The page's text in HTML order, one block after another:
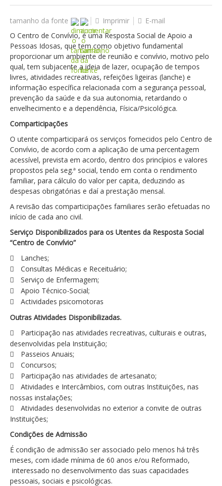
tamanho da fonte Imprimir
E-mail
O Centro de Convívio, é uma Resposta Social de Apoio a
Pessoas Idosas, que tem como objetivo fundamental
proporcionar um ambiente de reunião e convívio, motivo pelo
qual, tem subjacente a ideia de lazer, ocupação de tempos
livres, atividades recreativas, refeições ligeiras (lanche) e
informação específica relacionada com a segurança pessoal,
prevenção da saúde e da sua autonomia, retardando o
envelhecimento e a dependência, Física/Psicológica.
Comparticipações
O utente comparticipará os serviços fornecidos pelo Centro de
Convívio, de acordo com a aplicação de uma percentagem
acessível, prevista em acordo, dentro dos princípios e valores
propostos pela seg.ª social, tendo em conta o rendimento
familiar, para cálculo do valor per capita, deduzindo as
despesas obrigatórias e daí a prestação mensal.
A revisão das comparticipações familiares serão efetuadas no
início de cada ano civil.
Serviço Disponibilizados para os Utentes da Resposta Social
“Centro de Convívio”
Lanches;
Consultas Médicas e Receituário;
Serviço de Enfermagem;
Apoio Técnico-Social;
Actividades psicomotoras
Outras Atividades Disponibilizadas.
Participação nas atividades recreativas, culturais e outras,
desenvolvidas pela Instituição;
Passeios Anuais;
Concursos;
Participação nas atividades de artesanato;
Atividades e Intercâmbios, com outras Instituições, nas
nossas instalações;
Atividades desenvolvidas no exterior a convite de outras
Instituições;
Condições de Admissão
É condição de admissão ser associado pelo menos há três
meses, com idade mínima de 60 anos e/ou Reformado,
interessado no desenvolvimento das suas capacidades
pessoais, sociais e psicológicas.